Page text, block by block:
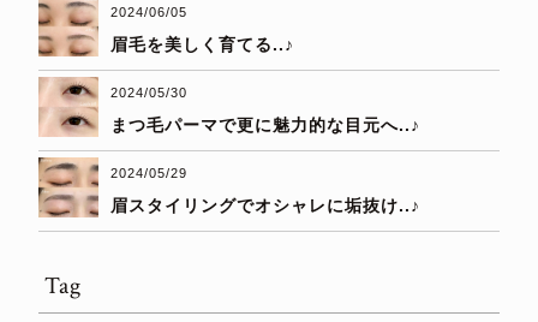
2024/06/05
眉毛を美しく育てる..♪
2024/05/30
まつ毛パーマで更に魅力的な目元へ..♪
2024/05/29
眉スタイリングでオシャレに垢抜け..♪
Tag